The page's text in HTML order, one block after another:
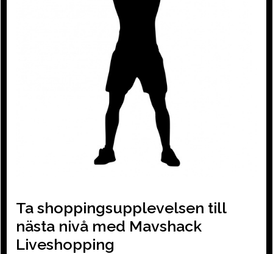
Ta shoppingsupplevelsen till
nästa nivå med Mavshack
Liveshopping